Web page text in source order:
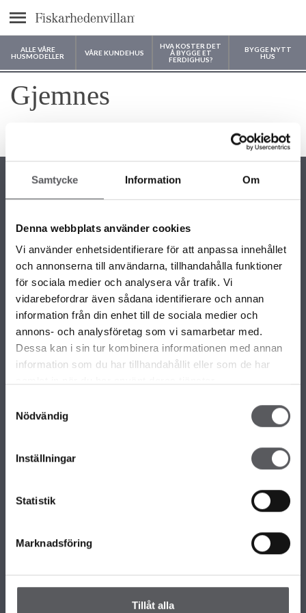
Samtycke Information Om
Denna webbplats använder cookies
Vi använder enhetsidentifierare för att anpassa innehållet
och annonserna till användarna, tillhandahålla funktioner
för sociala medier och analysera vår trafik. Vi
vidarebefordrar även sådana identifierare och annan
information från din enhet till de sociala medier och
annons- och analysföretag som vi samarbetar med.
Dessa kan i sin tur kombinera informationen med annan
information som du har tillhandahållit eller som de har
Nödvändig
Inställningar
Statistik
Marknadsföring
Tillåt alla
text.menu
ALLE VÅRE
HUSMODELLER
VÅRE KUNDEHUS
HVA KOSTER DET
Å BYGGE ET
FERDIGHUS?
BYGGE NYTT
HUS
Hvor vil du bygge huset ditt?
Gjemnes
KONTAKTINFORMASJON
22 58 87 50
info@fiskarhedenvillan.no
Fiskarhedenvillan AS c/o Fiskarhedenvillan Box 882 SE-781 29
BORLÄNGE SVERIGE
VÅRE ULIKE HUSMODELLER
Alle våre husmodeller
Unike hus
Om Fiskarhedenvillan
Presse
KONTAKT FISKARHEDENVILLAN
Hovedkontor
Slik håndterer vi personopplysningene dine